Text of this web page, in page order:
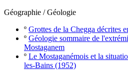
Géographie / Géologie
º Grottes de la Chegga décrites
º Géologie sommaire de
Mostaganem
º Le Mostaganémois et la
les-Bains (1952)